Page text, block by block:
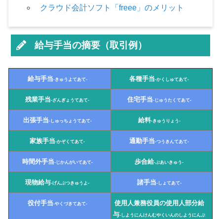
クラウド会計ソフト「freee」のメリット
給与手当の摘要（取引例）
給与手当-きゅうよてあて- 各種手当-かくしゅてあて-
残業手当-ざんぎょうてあて- 住宅手当-じゅうたくてあて-
出張手当-しゅっちょうてあて- 給料-きゅうりょう-
家族手当-かぞくてあて- 通勤手当-つうきんてあて-
時間外手当-じかんがいてあて- 歩合給-ぶあいきゅう-
現物給与-げんぶつきゅうよ- 諸手当-しょてあて-
役付手当-やくづきてあて-
使用人兼務役員の使用人部分給
与-しようにんけんむやくいんのしようにんぶ